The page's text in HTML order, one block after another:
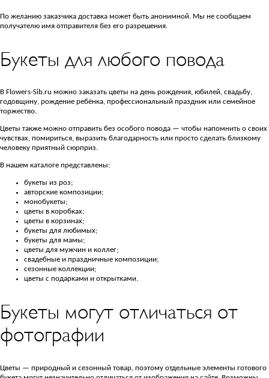
По желанию заказчика доставка может быть анонимной. Мы не сообщаем
получателю имя отправителя без его разрешения.
Букеты для любого повода
В Flowers-Sib.ru можно заказать цветы на день рождения, юбилей, свадьбу,
годовщину, рождение ребёнка, профессиональный праздник или семейное
торжество.
Цветы также можно отправить без особого повода — чтобы напомнить о своих
чувствах, помириться, выразить благодарность или просто сделать близкому
человеку приятный сюрприз.
В нашем каталоге представлены:
букеты из роз;
авторские композиции;
монобукеты;
цветы в коробках;
цветы в корзинах;
букеты для любимых;
букеты для мамы;
цветы для мужчин и коллег;
свадебные и праздничные композиции;
сезонные коллекции;
цветы с подарками и открытками.
Букеты могут отличаться от
фотографии
Цветы — природный и сезонный товар, поэтому отдельные элементы готового